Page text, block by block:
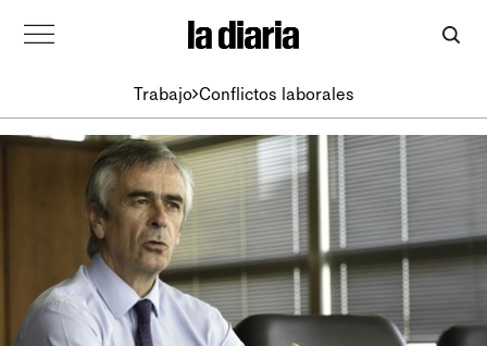
Trabajo Conflictos laborales